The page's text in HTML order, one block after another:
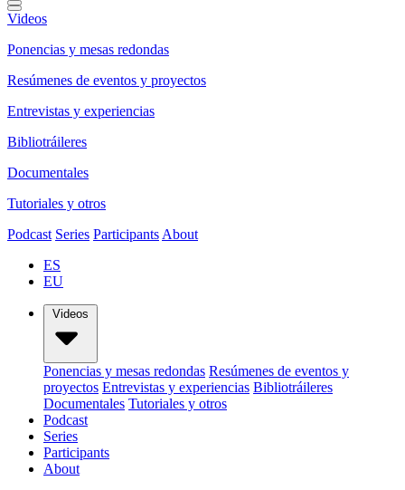
Videos
Ponencias y mesas redondas
Resúmenes de eventos y proyectos
Entrevistas y experiencias
Bibliotráileres
Documentales
Tutoriales y otros
Podcast Series Participants About
ES
EU
Videos
Ponencias y mesas redondas Resúmenes de eventos y
proyectos Entrevistas y experiencias Bibliotráileres
Documentales Tutoriales y otros
Podcast
Series
Participants
About